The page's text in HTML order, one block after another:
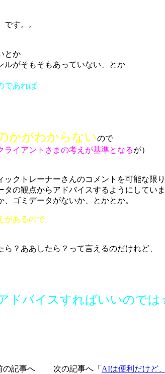
す。。
とか
ルがそもそもあっていない、とか
であれば
かがわからないので
ライアントさまの考えが基準となるが）
クトレーナーさんのコメントを可能な限
の観点からアドバイスするようにしていま
ゴミデータがないか、とかとか。
があるので
？ああしたら？って言えるのだけれど、
ドバイスすればいいのでは
の記事へ 次の記事へ「 AIは便利だけど、